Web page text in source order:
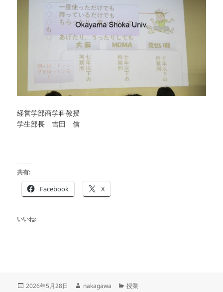
経営学部商学科教授
学生部長 吉田 信
共有:
Facebook X
いいね:
投
2026年5月28日
作
nakagawa
カ
授業